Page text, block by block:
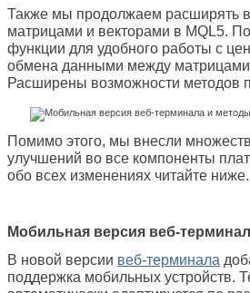
Также мы продолжаем расширять
матрицами и векторами в MQL5.
функции для удобного работы с
обмена данными между матрицами
Расширены возможности методов
Помимо этого, мы внесли
улучшений во все компоненты
обо всех изменениях читайте ниже.
Мобильная версия веб-
В новой версии веб-терминала
поддержка мобильных устройств.